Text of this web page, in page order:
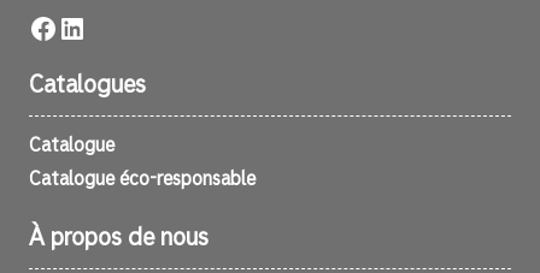
Facebook
LinkedIn
Catalogues
Catalogue
Catalogue éco-responsable
À propos de nous